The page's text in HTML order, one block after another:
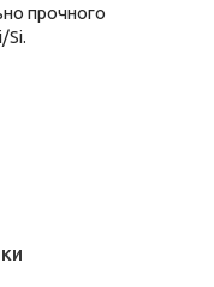
прочного
Si.